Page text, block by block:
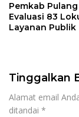
Pemkab Pulang
Evaluasi 83
Layanan Publik
Tinggalkan
Alamat email
ditandai *